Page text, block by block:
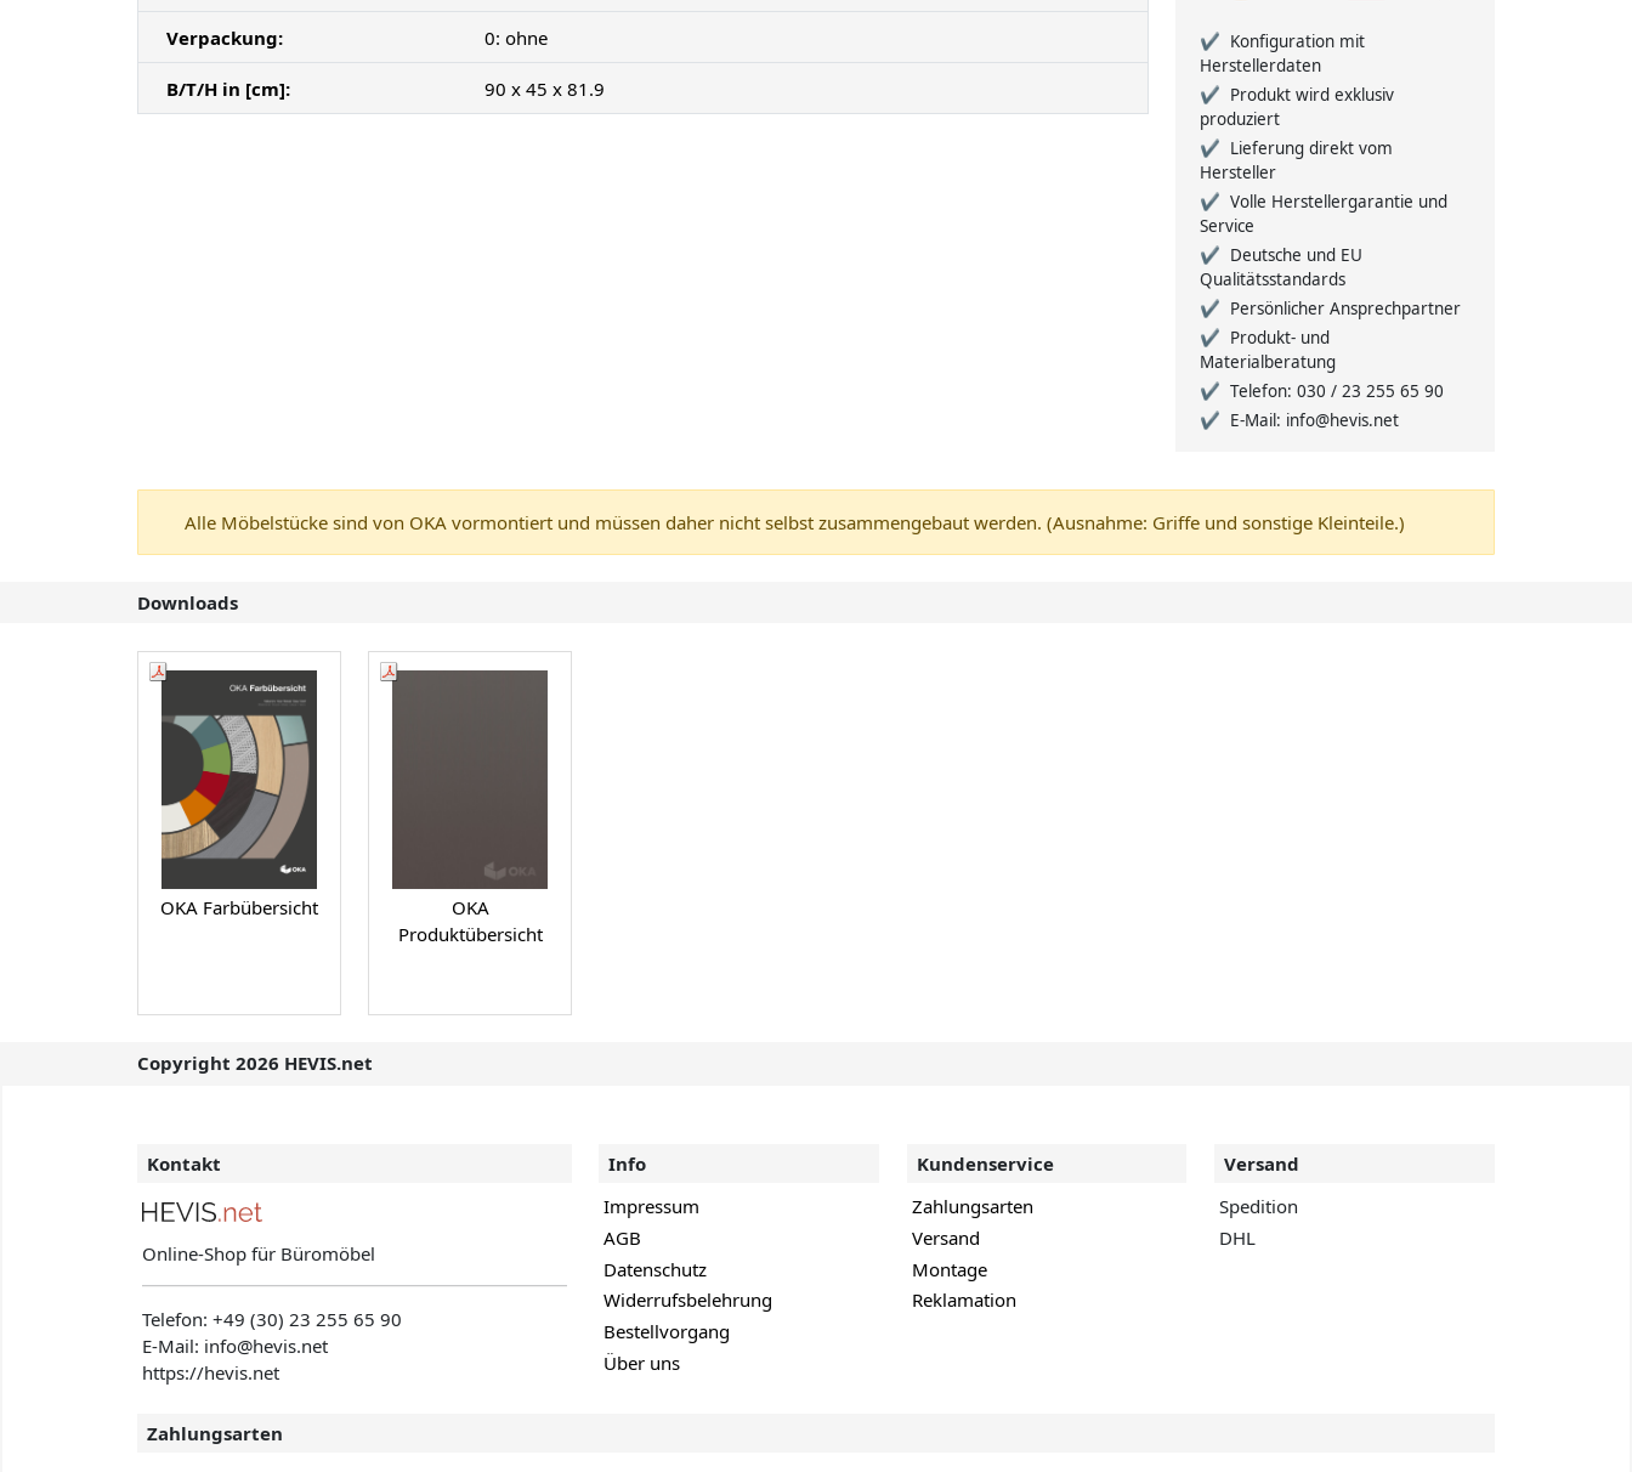
Verpackung: 0: ohne
B/T/H in [cm]: 90 x 45 x 81.9
Konfiguration mit
Herstellerdaten
Produkt wird exklusiv
produziert
Lieferung direkt vom
Hersteller
Volle Herstellergarantie und
Service
Deutsche und EU
Qualitätsstandards
Persönlicher Ansprechpartner
Produkt- und
Materialberatung
Telefon: 030 / 23 255 65 90
E-Mail: info@hevis.net
Alle Möbelstücke sind von OKA vormontiert und müssen daher nicht selbst zusammengebaut werden. (Ausnahme: Griffe und sonstige Kleinteile.)
Downloads
OKA Farbübersicht
OKA
Produktübersicht
Copyright 2026 HEVIS.net
Kontakt
Online-Shop für Büromöbel
Telefon:+49 (30) 23 255 65 90
E-Mail: info@hevis.net
https://hevis.net
Info
Impressum
AGB
Datenschutz
Widerrufsbelehrung
Bestellvorgang
Über uns
Kundenservice
Zahlungsarten
Versand
Montage
Reklamation
Versand
Spedition
DHL
Zahlungsarten